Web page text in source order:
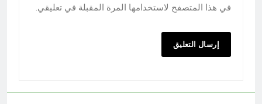
في هذا المتصفح لاستخدامها المرة المقبلة في تعليقي.